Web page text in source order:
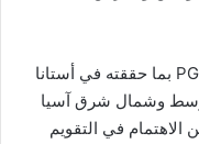
سيلفيو ستروي، PGL Esports: “تفتخر PGL بما حققته في أستانا
وسط وشمال شرق آسيا
الاهتمام في التقويم